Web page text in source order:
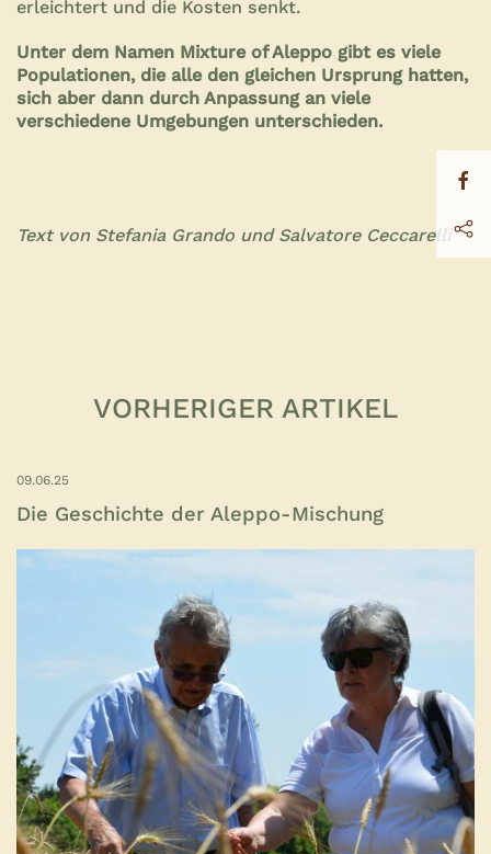
erleichtert und die Kosten senkt.
Unter dem Namen Mixture of Aleppo gibt es viele
Populationen, die alle den gleichen Ursprung hatten,
sich aber dann durch Anpassung an viele
verschiedene Umgebungen unterschieden.
Text von Stefania Grando und Salvatore Ceccarelli
VORHERIGER ARTIKEL
09.06.25
Die Geschichte der Aleppo-Mischung